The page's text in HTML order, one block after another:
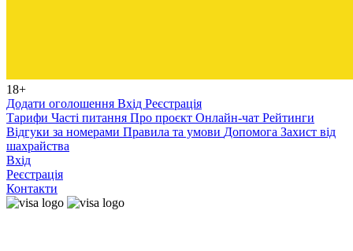
18+
Додати оголошення Вхід Реєстрація
Тарифи Часті питання Про проєкт Онлайн-чат Рейтинги
Відгуки за номерами Правила та умови Допомога Захист від
шахрайства
Вхід
Реєстрація
Контакти